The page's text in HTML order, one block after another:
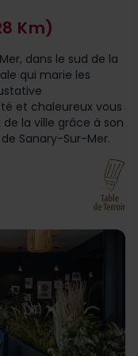
Km)
dans le sud de la
qui marie les
et chaleureux vous
la ville grâce à son
Sanary-Sur-Mer.